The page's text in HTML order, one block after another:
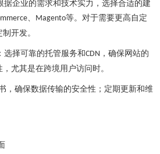
据企业的需求和技术实力，选择合适的建
、 Magento等。对于需要更高自定
开发。
选择可靠的托管服务和CDN ，确保网站的
尤其是在跨境用户访问时。
，确保数据传输的安全性；定期更新和维